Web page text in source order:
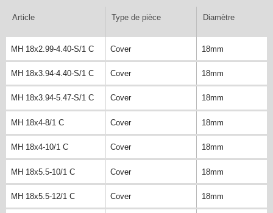
Article Type de pièce Diamètre
MH 18x2.99-4.40-S/1 C Cover 18mm
MH 18x3.94-4.40-S/1 C Cover 18mm
MH 18x3.94-5.47-S/1 C Cover 18mm
MH 18x4-8/1 C Cover 18mm
MH 18x4-10/1 C Cover 18mm
MH 18x5.5-10/1 C Cover 18mm
MH 18x5.5-12/1 C Cover 18mm